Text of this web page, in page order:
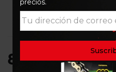
Presentar quejas ante la
Industria y Comercio
8.